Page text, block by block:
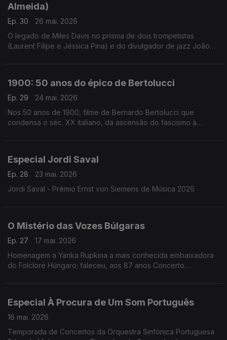
Almeida)
Ep. 30
26 mai. 2026
O legado de Miles Davis no prisma de dois trompetistas
(Laurent Filipe e Jéssica Pina) e do divulgador de jazz João
Tutu e Doo Bop.
1900: 50 anos do épico de Bertolucci
Ep. 29
24 mai. 2026
Nos 50 anos de 1900, filme de Bernardo Bertolucci que
condensa o séc. XX italiano, da ascensão do fascismo à
Especial Jordi Saval
Ep. 28
23 mai. 2026
Jordi Saval - Prémio Ernst von Siemens de Música 2026
O Mistério das Vozes Búlgaras
Ep. 27
17 mai. 2026
Homenagem a Yanka Rupkina a mais conhecida embaixadora
do Folclore Húngaro; faleceu, aos 87 anos Concerto
Especial À Procura de Um Som Português
16 mai. 2026
Temporada de Concertos da Orquestra Sinfónica Portuguesa